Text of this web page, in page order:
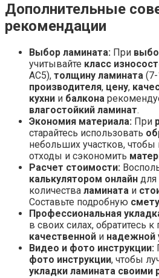
Дополнительные
рекомендации
Выбор ламината: При
учитывайте класс
AC5), толщину ламината
производителя, цену,
кухни и балкона
влагостойкий ламинат.
Экономия материала: При
старайтесь использовать
небольших участков,
отходы и сэкономить
Расчет стоимости:
калькулятором онлайн для
количества ламината и
Составьте подробную смету
Профессиональная
в своих силах, обратитесь
качественной и надежной
Видео и фото инструкции:
фото инструкции, чтобы
укладки ламината своими